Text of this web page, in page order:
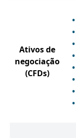
Ativos de
negociação
(CFDs)